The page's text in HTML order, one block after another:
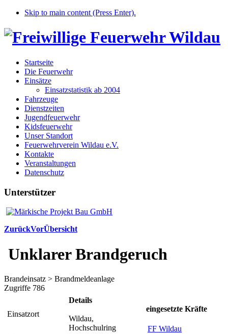
Skip to main content (Press Enter).
Startseite
Die Feuerwehr
Einsätze
Einsatzstatistik ab 2004
Fahrzeuge
Dienstzeiten
Jugendfeuerwehr
Kidsfeuerwehr
Unser Standort
Feuerwehrverein Wildau e.V.
Kontakte
Veranstaltungen
Datenschutz
Unterstützer
ZurückVorÜbersicht
Unklarer Brandgeruch
Brandeinsatz > Brandmeldeanlage
Zugriffe 786
Einsatzort
Details
Wildau,
Hochschulring
eingesetzte Kräfte
FF Wildau